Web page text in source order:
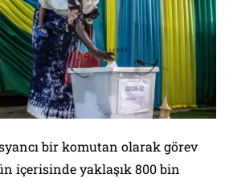
bir komutan olarak görev
içerisinde yaklaşık 800 bin